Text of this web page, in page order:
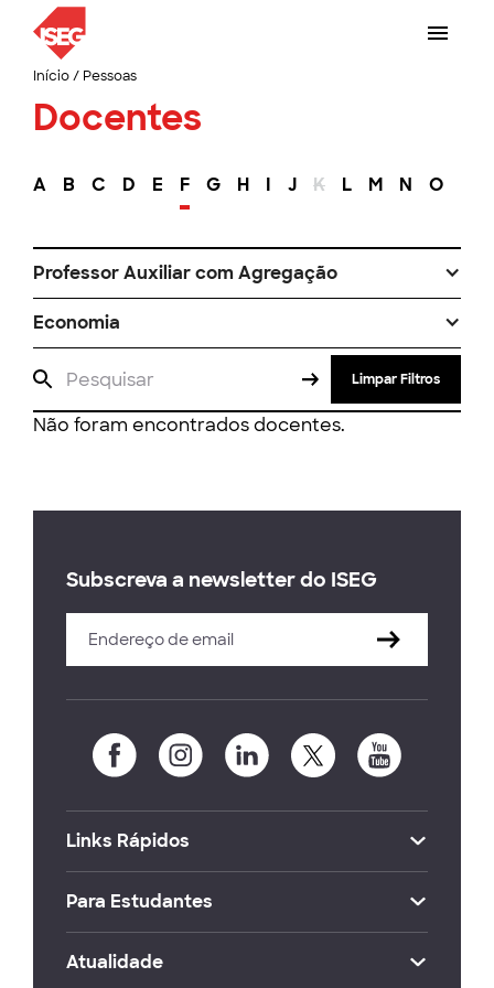
Início/ Pessoas
Docentes
A B C D E F G H I J K L M N O
Professor Auxiliar com Agregação
Economia
Limpar Filtros
Não foram encontrados docentes.
Subscreva a newsletter do ISEG
Links Rápidos
Para Estudantes
Atualidade